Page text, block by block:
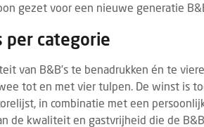
gezet voor een nieuwe generatie
per categorie
van B&B’s te benadrukken én te
tot en met vier tulpen. De winst is
in combinatie met een
de kwaliteit en gastvrijheid die de